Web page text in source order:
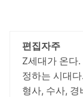
편집자주
Z세대가 온다
정하는 시대
형사, 수사, 경